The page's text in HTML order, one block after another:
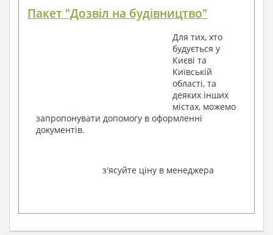
Пакет "Дозвіл на будівництво"
Для тих, хто
будується у
Києві та
Київській
області, та
деяких інших
містах, можемо
запропонувати допомогу в оформленні
документів.
з'ясуйте ціну в менеджера